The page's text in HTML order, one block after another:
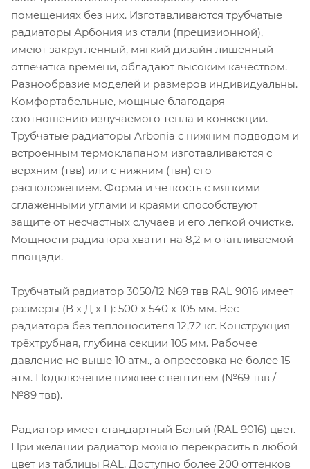
помещениях без них. Изготавливаются трубчатые
радиаторы Арбония из стали (прецизионной),
имеют закругленный, мягкий дизайн лишенный
отпечатка времени, обладают высоким качеством.
Разнообразие моделей и размеров индивидуальны.
Комфортабельные, мощные благодаря
соотношению излучаемого тепла и конвекции.
Трубчатые радиаторы Arbonia с нижним подводом и
встроенным термоклапаном изготавливаются с
верхним (твв) или с нижним (твн) его
расположением. Форма и четкость с мягкими
сглаженными углами и краями способствуют
защите от несчастных случаев и его легкой очистке.
Мощности радиатора хватит на 8,2 м отапливаемой
площади.
Трубчатый радиатор 3050/12 N69 твв RAL 9016 имеет
размеры (В x Д x Г): 500 x 540 x 105 мм. Вес
радиатора без теплоносителя 12,72 кг. Конструкция
трёхтрубная, глубина секции 105 мм. Рабочее
давление не выше 10 атм., а опрессовка не более 15
атм. Подключение нижнее с вентилем (№69 твв /
№89 твв).
Радиатор имеет стандартный Белый (RAL 9016) цвет.
При желании радиатор можно перекрасить в любой
цвет из таблицы RAL. Доступно более 200 оттенков